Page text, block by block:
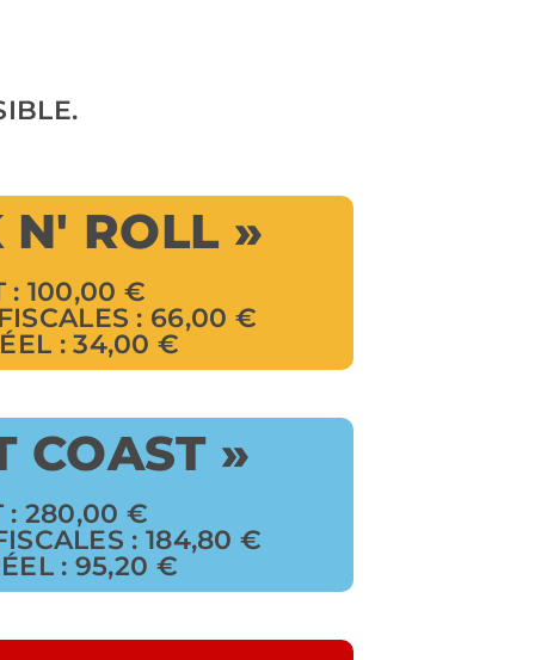
N' ROLL »
: 100,00 €
: 66,00 €
: 34,00 €
COAST »
: 280,00 €
: 184,80 €
: 95,20 €